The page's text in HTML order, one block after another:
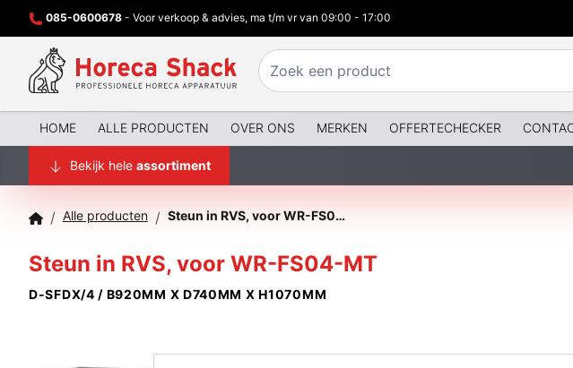
085-0600678 - Voor verkoop & advies, ma t/m vr van 09:00 - 17:00
HOME ALLE PRODUCTEN OVER ONS MERKEN OFFERTECHECKER
Bekijk hele assortiment
/ Alle producten / Steun in RVS, voor WR-FS04-MT
Steun in RVS, voor WR-FS04-MT
D-SFDX/4 / B920MM X D740MM X H1070MM